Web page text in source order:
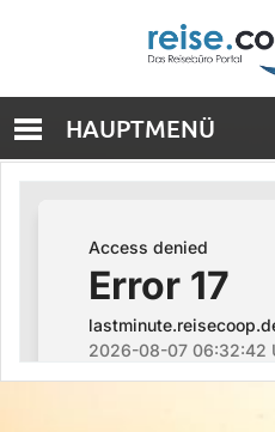
HAUPTMENÜ